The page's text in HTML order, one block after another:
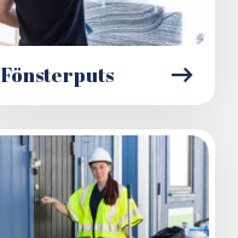
Fönsterputs